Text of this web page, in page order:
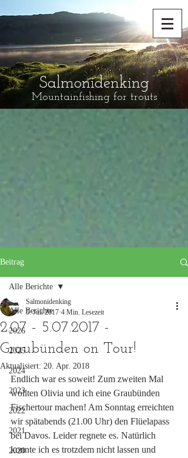
Salmonidenking
Mountainfishing for trouts
Beitrag
Alle Berichte
2026
2025
2024
2023
2022
2021
2020
Alle Berichte
2.07 - 5.07.2017 -
Graubünden on Tour!
Salmonidenking
5. Juli 2017 4 Min. Lesezeit
Aktualisiert: 20. Apr. 2018
Endlich war es soweit! Zum zweiten Mal
wollten Olivia und ich eine Graubünden
Fischertour machen! Am Sonntag erreichten
wir spätabends (21.00 Uhr) den Flüelapass
bei Davos. Leider regnete es. Natürlich
konnte ich es trotzdem nicht lassen und